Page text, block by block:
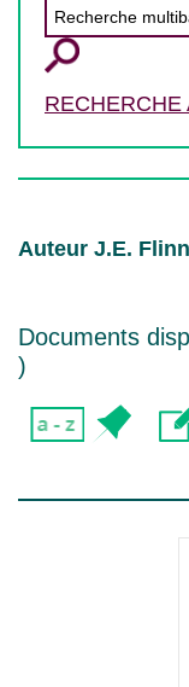
RECHERCHE
Auteur J.E. Flinn
Documents
)